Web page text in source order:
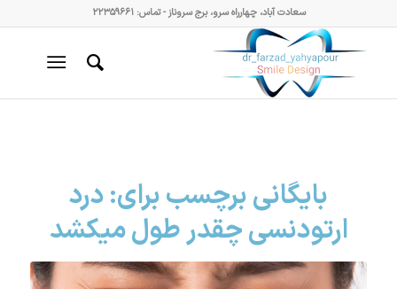
سعادت آباد، چهارراه سرو، برج سروناز - تماس: ۲۲۳۵۹۶۶۱
بایگانی برچسب برای:درد
ارتودنسی چقدر طول میکشد